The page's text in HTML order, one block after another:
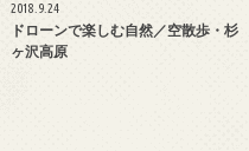
2018.9.24
ドローンで楽しむ自然／空散歩・杉
ヶ沢高原